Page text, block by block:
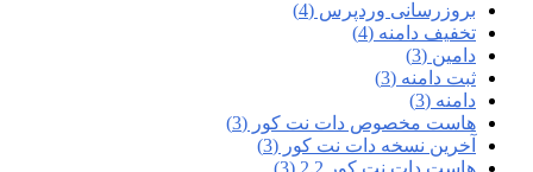
بروزرسانی وردپرس (4)
تخفیف دامنه (4)
دامین (3)
ثبت دامنه (3)
دامنه (3)
هاست مخصوص دات نت کور (3)
آخرین نسخه دات نت کور (3)
هاست دات نت کور 2.2 (3)